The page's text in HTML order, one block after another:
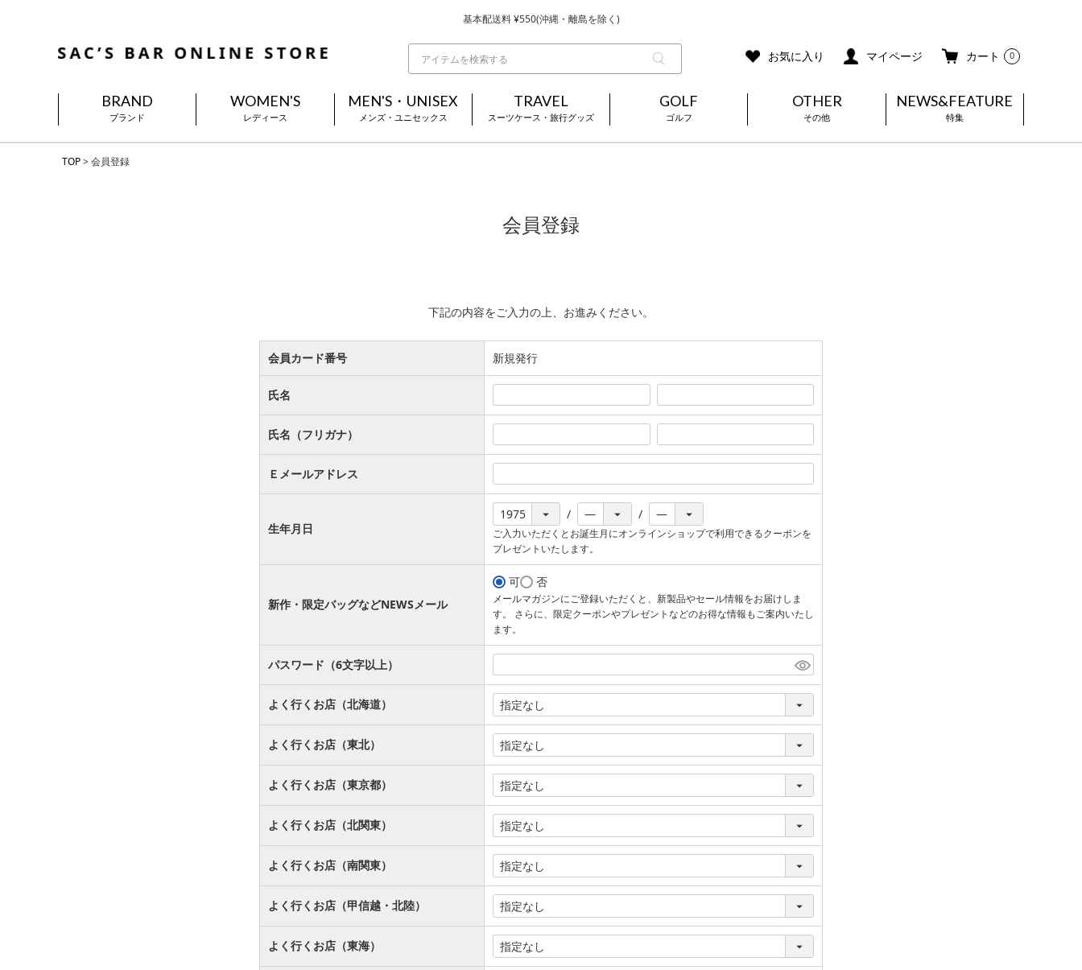
基本配送料 ¥550(沖縄・離島を除く)
お気に入り マイページ カート 0
BRAND
ブランド
WOMEN'S
レディース
MEN'S・UNISEX
メンズ・ユニセックス
TRAVEL
スーツケース・旅行グッズ
GOLF
ゴルフ
OTHER
その他
NEWS&FEATURE
特集
TOP 会員登録
会員登録
下記の内容をご入力の上、お進みください。
会員カード番号 新規発行
氏名
氏名（フリガナ）
Ｅメールアドレス
生年月日
ご入力いただくとお誕生月にオンラインショップで利用できるクーポンを
プレゼントいたします。
新作・限定バッグなどNEWSメール
可 否
メールマガジンにご登録いただくと、新製品やセール情報をお届けしま
す。 さらに、限定クーポンやプレゼントなどのお得な情報もご案内いたし
ます。
パスワード（6文字以上）
よく行くお店（北海道）
よく行くお店（東北）
よく行くお店（東京都）
よく行くお店（北関東）
よく行くお店（南関東）
よく行くお店（甲信越・北陸）
よく行くお店（東海）